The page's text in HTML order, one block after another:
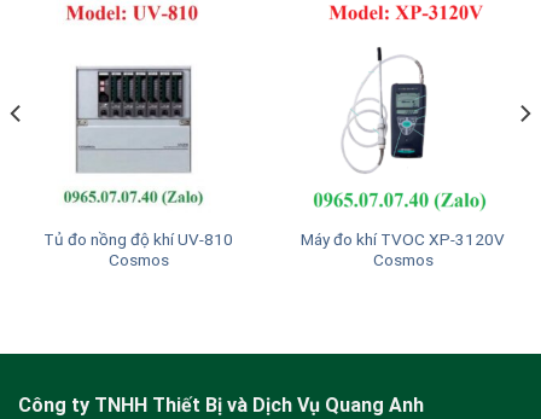
Tủ đo nồng độ khí UV-810
Cosmos
Máy đo khí TVOC XP-3120V
Cosmos
Công ty TNHH Thiết Bị và Dịch Vụ Quang Anh